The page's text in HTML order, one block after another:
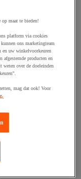
op maat te bieden!
platform via cookies
ons marketingteam
en uw winkelvoorkeuren
afgestemde producten en
weten over de doeleinden
mag dat ook! Voor